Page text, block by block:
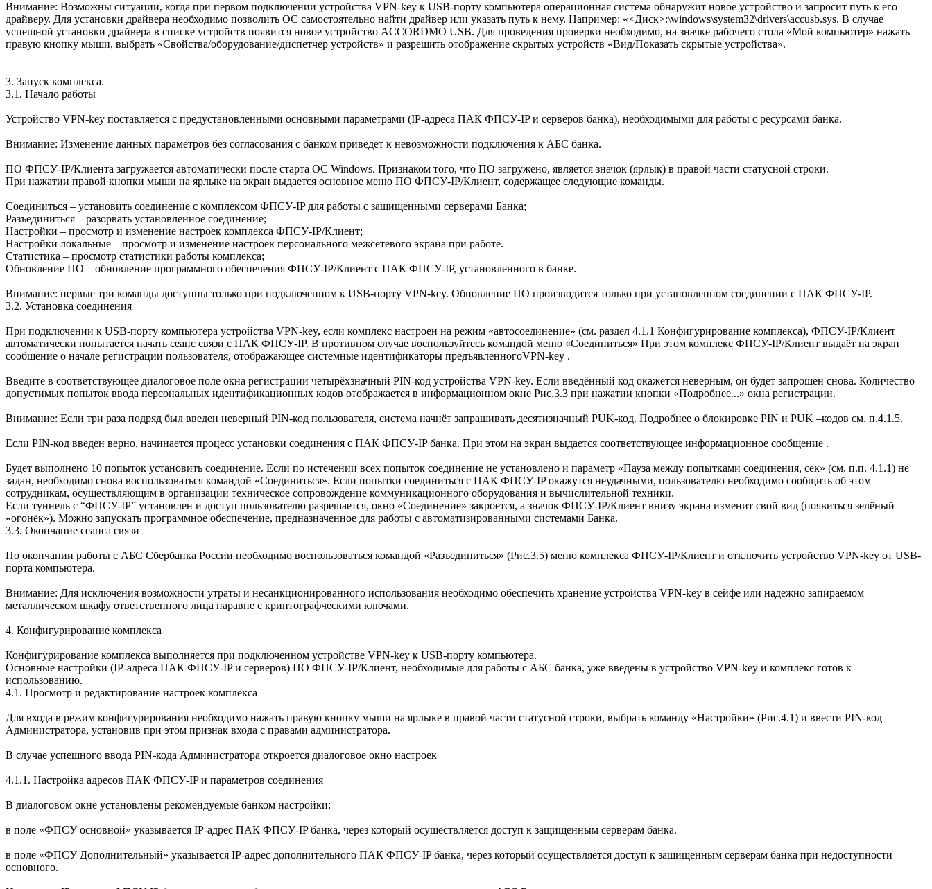
Внимание: Возможны ситуации, когда при первом подключении устройства VPN-key к USB-порту компьютера операционная система обнаружит новое устройство и запросит путь к его
драйверу. Для установки драйвера необходимо позволить ОС самостоятельно найти драйвер или указать путь к нему. Например: «<Диск>:\windows\system32\drivers\accusb.sys. В случае
успешной установки драйвера в списке устройств появится новое устройство ACCORDMO USB. Для проведения проверки необходимо, на значке рабочего стола «Мой компьютер» нажать
правую кнопку мыши, выбрать «Свойства/оборудование/диспетчер устройств» и разрешить отображение скрытых устройств «Вид/Показать скрытые устройства».
3. Запуск комплекса.
3.1. Начало работы
Устройство VPN-key поставляется с предустановленными основными параметрами (IP-адреса ПАК ФПСУ-IP и серверов банка), необходимыми для работы с ресурсами банка.
Внимание: Изменение данных параметров без согласования с банком приведет к невозможности подключения к АБС банка.
ПО ФПСУ-IP/Клиента загружается автоматически после старта ОС Windows. Признаком того, что ПО загружено, является значок (ярлык) в правой части статусной строки.
При нажатии правой кнопки мыши на ярлыке на экран выдается основное меню ПО ФПСУ-IP/Клиент, содержащее следующие команды.
Соединиться – установить соединение с комплексом ФПСУ-IP для работы с защищенными серверами Банка;
Разъединиться – разорвать установленное соединение;
Настройки – просмотр и изменение настроек комплекса ФПСУ-IP/Клиент;
Настройки локальные – просмотр и изменение настроек персонального межсетевого экрана при работе.
Статистика – просмотр статистики работы комплекса;
Обновление ПО – обновление программного обеспечения ФПСУ-IP/Клиент с ПАК ФПСУ-IP, установленного в банке.
Внимание: первые три команды доступны только при подключенном к USB-порту VPN-key. Обновление ПО производится только при установленном соединении с ПАК ФПСУ-IP.
3.2. Установка соединения
При подключении к USB-порту компьютера устройства VPN-key, если комплекс настроен на режим «автосоединение» (см. раздел 4.1.1 Конфигурирование комплекса), ФПСУ-IP/Клиент
автоматически попытается начать сеанс связи с ПАК ФПСУ-IP. В противном случае воспользуйтесь командой меню «Соединиться» При этом комплекс ФПСУ-IP/Клиент выдаёт на экран
сообщение о начале регистрации пользователя, отображающее системные идентификаторы предъявленногоVPN-key .
Введите в соответствующее диалоговое поле окна регистрации четырёхзначный PIN-код устройства VPN-key. Если введённый код окажется неверным, он будет запрошен снова. Количество
допустимых попыток ввода персональных идентификационных кодов отображается в информационном окне Рис.3.3 при нажатии кнопки «Подробнее...» окна регистрации.
Внимание: Если три раза подряд был введен неверный PIN-код пользователя, система начнёт запрашивать десятизначный PUK-код. Подробнее о блокировке PIN и PUK –кодов см. п.4.1.5.
Если PIN-код введен верно, начинается процесс установки соединения с ПАК ФПСУ-IP банка. При этом на экран выдается соответствующее информационное сообщение .
Будет выполнено 10 попыток установить соединение. Если по истечении всех попыток соединение не установлено и параметр «Пауза между попытками соединения, сек» (см. п.п. 4.1.1) не
задан, необходимо снова воспользоваться командой «Соединиться». Если попытки соединиться с ПАК ФПСУ-IP окажутся неудачными, пользователю необходимо сообщить об этом
сотрудникам, осуществляющим в организации техническое сопровождение коммуникационного оборудования и вычислительной техники.
Если туннель с “ФПСУ-IP” установлен и доступ пользователю разрешается, окно «Соединение» закроется, а значок ФПСУ-IP/Клиент внизу экрана изменит свой вид (появиться зелёный
«огонёк»). Можно запускать программное обеспечение, предназначенное для работы с автоматизированными системами Банка.
3.3. Окончание сеанса связи
По окончании работы с АБС Сбербанка России необходимо воспользоваться командой «Разъединиться» (Рис.3.5) меню комплекса ФПСУ-IP/Клиент и отключить устройство VPN-key от USB-
порта компьютера.
Внимание: Для исключения возможности утраты и несанкционированного использования необходимо обеспечить хранение устройства VPN-key в сейфе или надежно запираемом
металлическом шкафу ответственного лица наравне с криптографческими ключами.
4. Конфигурирование комплекса
Конфигурирование комплекса выполняется при подключенном устройстве VPN-key к USB-порту компьютера.
Основные настройки (IP-адреса ПАК ФПСУ-IP и серверов) ПО ФПСУ-IP/Клиент, необходимые для работы с АБС банка, уже введены в устройство VPN-key и комплекс готов к
использованию.
4.1. Просмотр и редактирование настроек комплекса
Для входа в режим конфигурирования необходимо нажать правую кнопку мыши на ярлыке в правой части статусной строки, выбрать команду «Настройки» (Рис.4.1) и ввести PIN-код
Администратора, установив при этом признак входа с правами администратора.
В случае успешного ввода PIN-кода Администратора откроется диалоговое окно настроек
4.1.1. Настройка адресов ПАК ФПСУ-IP и параметров соединения
В диалоговом окне установлены рекомендуемые банком настройки:
в поле «ФПСУ основной» указывается IP-адрес ПАК ФПСУ-IP банка, через который осуществляется доступ к защищенным серверам банка.
в поле «ФПСУ Дополнительный» указывается IP-адрес дополнительного ПАК ФПСУ-IP банка, через который осуществляется доступ к защищенным серверам банка при недоступности
основного.